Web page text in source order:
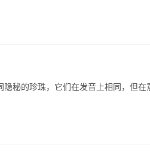
的珍珠，它们在发音上相同，但在